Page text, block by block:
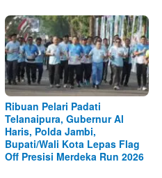
Ribuan Pelari Padati
Telanaipura, Gubernur Al
Haris, Polda Jambi,
Bupati/Wali Kota Lepas Flag
Off Presisi Merdeka Run 2026